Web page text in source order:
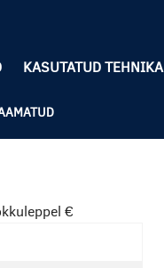
KASUTATUD TEHNIKA
€